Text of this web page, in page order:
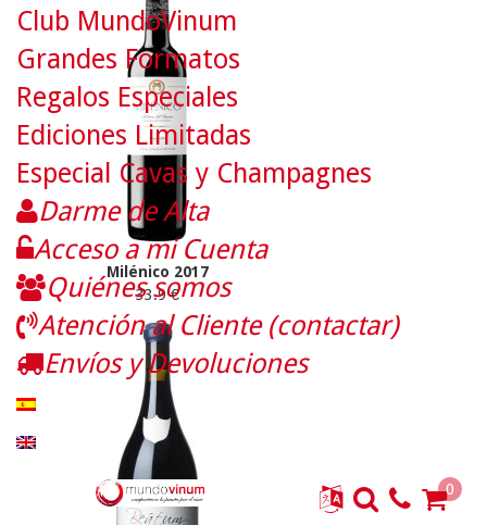
Milénico 2017
33.9 €
Club MundoVinum
Grandes Formatos
Regalos Especiales
Ediciones Limitadas
Especial Cavas y Champagnes
Darme de Alta
Acceso a mi Cuenta
Quiénes somos
Atención al Cliente (contactar)
Envíos y Devoluciones
0